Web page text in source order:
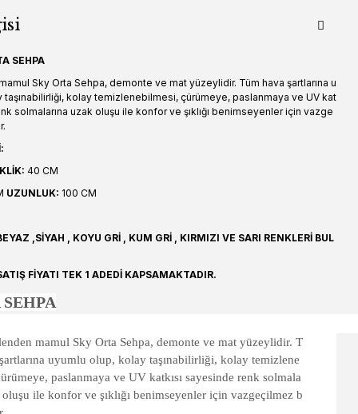
SEHPA
Sky Orta Sehpa, demonte ve mat yüzeylidir. Tüm hava şartlarına u
taşınabilirliği, kolay temizlenebilmesi, çürümeye, paslanmaya ve UV kat
solmalarına uzak oluşu ile konfor ve şıklığı benimseyenler için vazge
40 CM
UZUNLUK: 100 CM
,SİYAH , KOYU GRİ , KUM GRİ , KIRMIZI VE SARI RENKLERİ BUL
FİYATI TEK 1 ADEDİ KAPSAMAKTADIR.
mamul Sky Orta Sehpa, demonte ve mat yüzeylidir. T
uyumlu olup, kolay taşınabilirliği, kolay temizlene
paslanmaya ve UV katkısı sayesinde renk solmala
oluşu ile konfor ve şıklığı benimseyenler için vazgeçilmez b